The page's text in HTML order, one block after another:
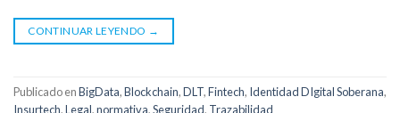
CONTINUAR LEYENDO →
Publicado enBigData,Blockchain,DLT,Fintech, Identidad DIgital Soberana,
Insurtech,Legal,normativa,Seguridad, Trazabilidad